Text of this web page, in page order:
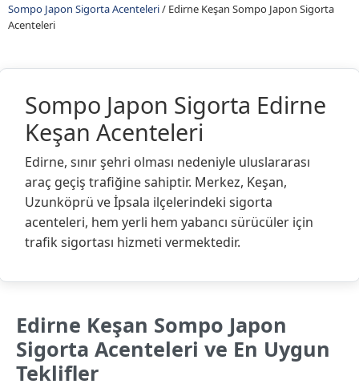
Sompo Japon Sigorta Acenteleri/ Edirne Keşan Sompo Japon Sigorta
Acenteleri
Sompo Japon Sigorta Edirne
Keşan Acenteleri
Edirne, sınır şehri olması nedeniyle uluslararası
araç geçiş trafiğine sahiptir. Merkez, Keşan,
Uzunköprü ve İpsala ilçelerindeki sigorta
acenteleri, hem yerli hem yabancı sürücüler için
trafik sigortası hizmeti vermektedir.
Edirne Keşan Sompo Japon
Sigorta Acenteleri ve En Uygun
Teklifler